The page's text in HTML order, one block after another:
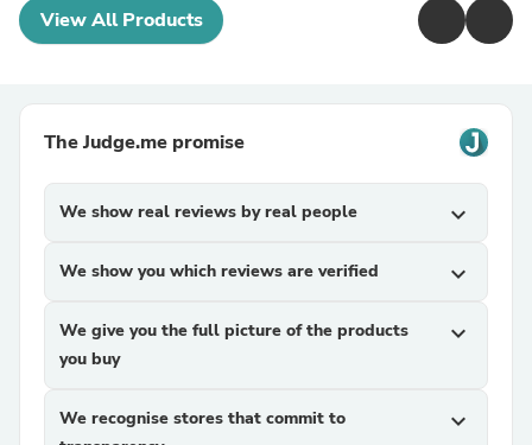
View All Products
The Judge.me promise
We show real reviews by real people expand_more
We show you which reviews are verified expand_more
We give you the full picture of the products
you buy
expand_more
We recognise stores that commit to
expand_more